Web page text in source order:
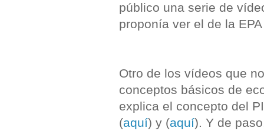
público una serie de
proponía ver el de la EPA
Otro de los vídeos que
conceptos básicos de
explica el concepto del
(aquí) y (aquí). Y de